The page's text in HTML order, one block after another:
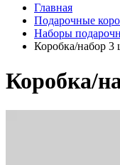
Главная
Подарочные
Наборы
Коробка/набор
Коробка/